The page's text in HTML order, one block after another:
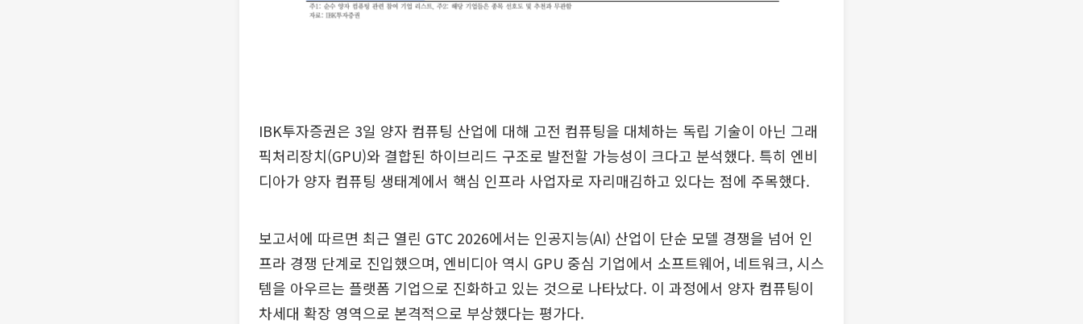
IBK투자증권은 3일 양자 컴퓨팅 산업에 대해 고전 컴퓨팅을 대체하는 독립 기술이 아닌 그래
픽처리장치(GPU)와 결합된 하이브리드 구조로 발전할 가능성이 크다고 분석했다. 특히 엔비
디아가 양자 컴퓨팅 생태계에서 핵심 인프라 사업자로 자리매김하고 있다는 점에 주목했다.
보고서에 따르면 최근 열린 GTC 2026에서는 인공지능(AI) 산업이 단순 모델 경쟁을 넘어 인
프라 경쟁 단계로 진입했으며, 엔비디아 역시 GPU 중심 기업에서 소프트웨어, 네트워크, 시스
템을 아우르는 플랫폼 기업으로 진화하고 있는 것으로 나타났다. 이 과정에서 양자 컴퓨팅이
차세대 확장 영역으로 본격적으로 부상했다는 평가다.